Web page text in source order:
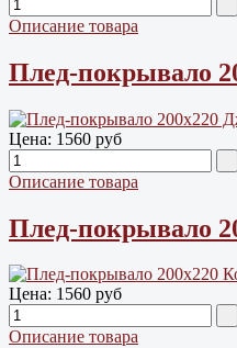
Описание товара
Плед-покрывало
Цена: 1560 руб
Описание товара
Плед-покрывало
Цена: 1560 руб
Описание товара